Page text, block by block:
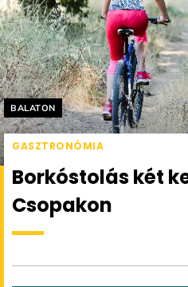
Helyszín címkék:
BALATON
GASZTRONÓMIA
Borkóstolás két
Csopakon